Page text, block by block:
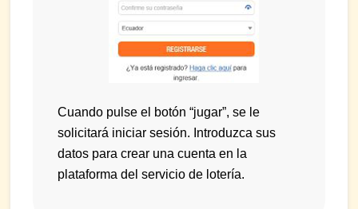
Cuando pulse el botón “jugar”, se le
solicitará iniciar sesión. Introduzca sus
datos para crear una cuenta en la
plataforma del servicio de lotería.